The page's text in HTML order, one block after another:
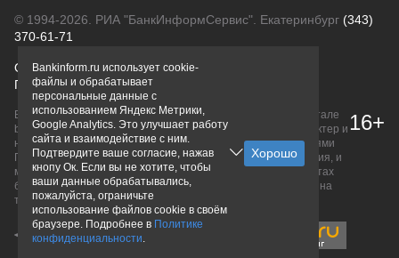
© 1994-2026. РИА "БанкИнформСервис". Екатеринбург (343)
370-61-71
О проектеПолитика конфиденциальности
Правовая информацияДля рекламодателей
Вся информация о продуктах банков, размещенная на портале
bankinform.ru, носит исключительно ознакомительный характер и
не является публичной офертой, определяемой положениями
ГК РФ. Информация не содержит точного и полного описания, и
может быть изменена. Конечные условия уточняйте на сайтах
банков или при личном обращении. Исключительное право на
товарные знаки принадлежит их правообладателям.
16+
Bankinform.ru использует cookie-
файлы и обрабатывает
персональные данные с
использованием Яндекс Метрики,
Google Analytics. Это улучшает работу
сайта и взаимодействие с ним.
Подтвердите ваше согласие, нажав
кнопу Ок. Если вы не хотите, чтобы
ваши данные обрабатывались,
пожалуйста, ограничьте
использование файлов cookie в своём
браузере. Подробнее в Политике
конфиденциальности.